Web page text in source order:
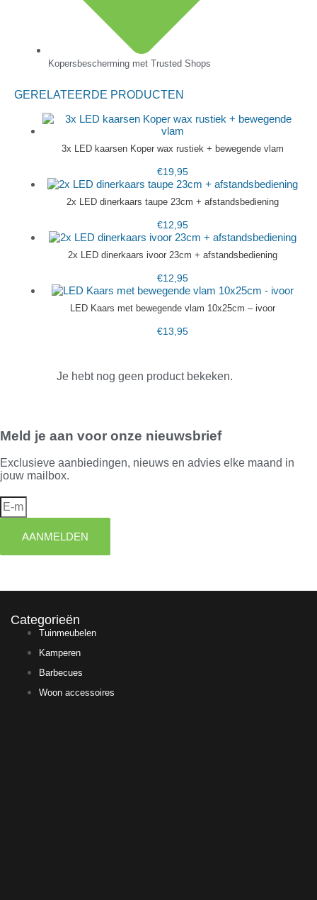
Kopersbescherming met Trusted Shops
GERELATEERDE PRODUCTEN
3x LED kaarsen Koper wax rustiek + bewegende vlam
€19,95
2x LED dinerkaars taupe 23cm + afstandsbediening
€12,95
2x LED dinerkaars ivoor 23cm + afstandsbediening
€12,95
LED Kaars met bewegende vlam 10x25cm – ivoor
€13,95
Je hebt nog geen product bekeken.
Meld je aan voor onze nieuwsbrief
Exclusieve aanbiedingen, nieuws en advies elke maand in
jouw mailbox.
AANMELDEN
Categorieën
Tuinmeubelen
Kamperen
Barbecues
Woon accessoires